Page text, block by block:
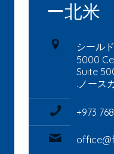
ー北米
シール
5000
Suite
.ノース
+973